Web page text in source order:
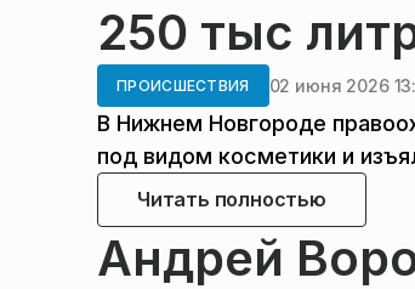
250 тыс
ПРОИСШЕСТВИЯ 02 июня 2026
В Нижнем Новгороде
под видом косметики и
Читать полностью
Андрей